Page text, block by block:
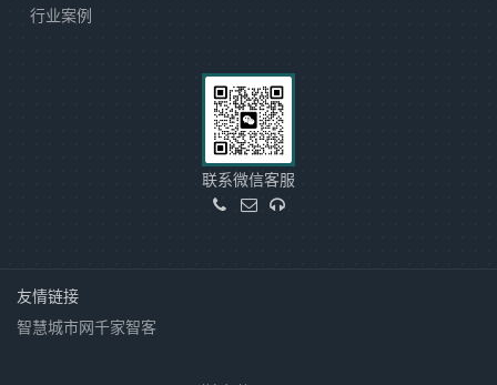
行业案例
联系微信客服
友情链接
智慧城市网千家智客